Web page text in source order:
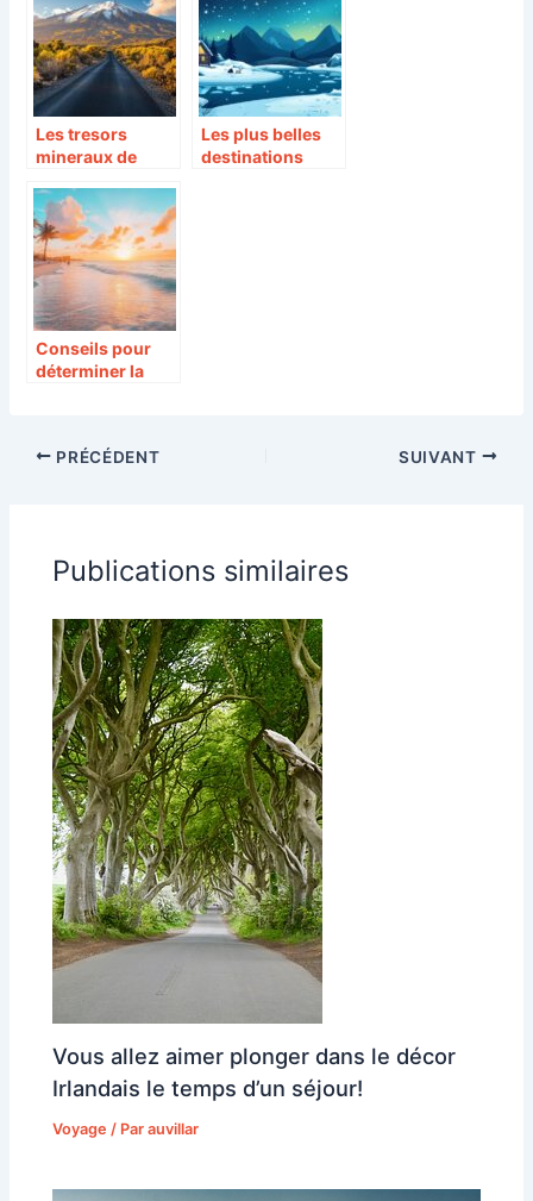
New York
Venise sans se
ruiner
Les tresors
mineraux de
patrimoine
sicilien
d’exception
Les plus belles
destinations
Conseils pour
déterminer la
PRÉCÉDENT SUIVANT
Publications similaires
Vous allez aimer plonger dans le décor
Irlandais le temps d’un séjour!
Voyage / Parauvillar